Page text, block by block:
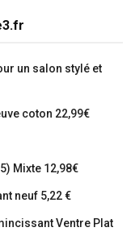
un salon stylé et
coton 22,99€
Mixte 12,98€
neuf 5,22 €
Ventre Plat